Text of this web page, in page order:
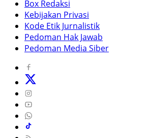
Box Redaksi
Kebijakan Privasi
Kode Etik Jurnalistik
Pedoman Hak Jawab
Pedoman Media Siber